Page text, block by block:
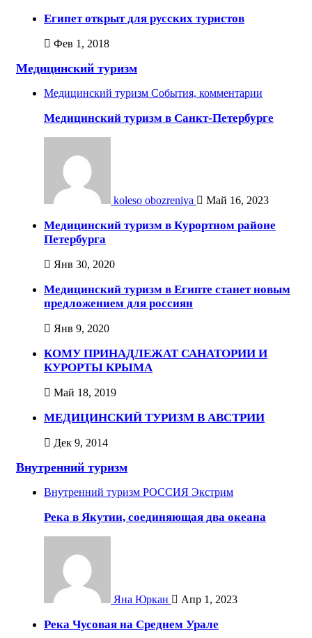
Египет открыт для русских туристов
Фев 1, 2018
Медицинский туризм
Медицинский туризм События, комментарии
Медицинский туризм в Санкт-Петербурге
koleso obozreniya Май 16, 2023
Медицинский туризм в Курортном районе
Петербурга
Янв 30, 2020
Медицинский туризм в Египте станет новым
предложением для россиян
Янв 9, 2020
КОМУ ПРИНАДЛЕЖАТ САНАТОРИИ И
КУРОРТЫ КРЫМА
Май 18, 2019
МЕДИЦИНСКИЙ ТУРИЗМ В АВСТРИИ
Дек 9, 2014
Внутренний туризм
Внутренний туризм РОССИЯ Экстрим
Река в Якутии, соединяющая два океана
Яна Юркан Апр 1, 2023
Река Чусовая на Среднем Урале